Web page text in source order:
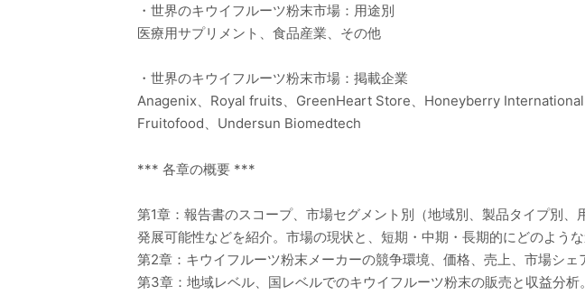
・世界のキウイフルーツ粉末市場：用途別
医療用サプリメント、食品産業、その他
・世界のキウイフルーツ粉末市場：掲載企業
Anagenix、Royal fruits、GreenHeart Store、Honeyberry
Fruitofood、Undersun Biomedtech
*** 各章の概要 ***
第1章：報告書のスコープ、市場セグメント別（地域別、製品タイプ別
発展可能性などを紹介。市場の現状と、短期・中期・長期的にどのよう
第2章：キウイフルーツ粉末メーカーの競争環境、価格、売上、市場シェ
第3章：地域レベル、国レベルでのキウイフルーツ粉末の販売と収益分